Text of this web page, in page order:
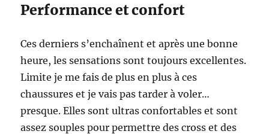
Performance et confort
Ces derniers s’enchaînent et après une bonne
heure, les sensations sont toujours excellentes.
Limite je me fais de plus en plus à ces
chaussures et je vais pas tarder à voler…
presque. Elles sont ultras confortables et sont
assez souples pour permettre des cross et des